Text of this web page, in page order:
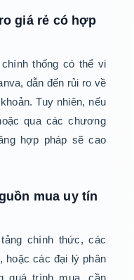
giá rẻ có hợp
thống có thể vi
dẫn đến rủi ro về
Tuy nhiên, nếu
qua các chương
hợp pháp sẽ cao
mua uy tín
chính thức, các
hoặc các đại lý phân